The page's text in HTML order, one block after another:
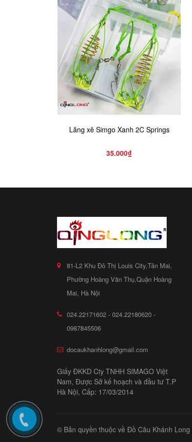
Lăng xê Simgo Xanh 2C Springs
35.000₫
81-L2 Khu Đô Thị Louis City,Tân Mai,
Phường Hoàng Văn Thụ,Quận Hoàng
Mai, Hà Nội
024.22171602 - 024.22180620 -
0987845506
docaukhanhlong@gmail.com
Giấy ĐKKD Cty TNHH SIMAGO Việt
Nam, Được Sở kế hoạch và đầu tư T.P
Hà Nội, Cấp: 17/03/2014
© Bản quyền thuộc về Đồ Câu Khánh Long